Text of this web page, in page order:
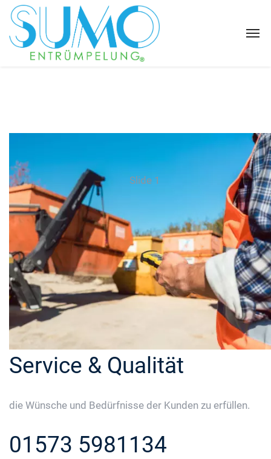
Slide 1
Service & Qualität
die Wünsche und Bedürfnisse der Kunden zu erfüllen.
01573 5981134